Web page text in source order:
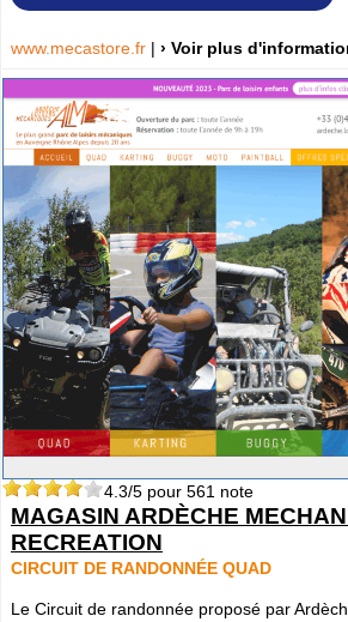
www.mecastore.fr | › Voir plus
4.3/5 pour 561 note
MAGASIN ARDÈCHE
RECREATION
CIRCUIT DE RANDONNÉE QUAD
Le Circuit de randonnée proposé par